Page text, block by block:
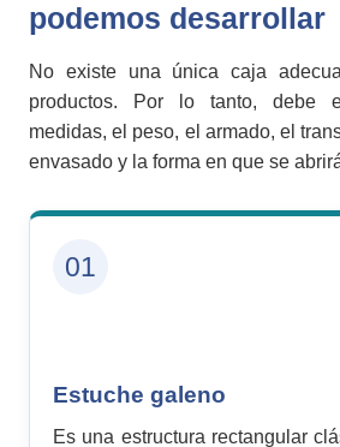
podemos desarrollar
No existe una única caja
productos. Por lo tanto, debe
medidas, el peso, el armado, el
envasado y la forma en que se
01
Estuche galeno
Es una estructura rectangular